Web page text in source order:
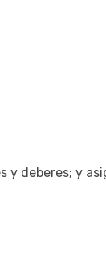
y deberes; y